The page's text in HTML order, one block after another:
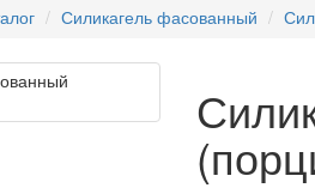
Силикагель фасованный